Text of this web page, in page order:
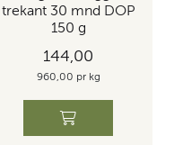
trekant 30 mnd DOP
150 g
144,00
960,00 pr kg